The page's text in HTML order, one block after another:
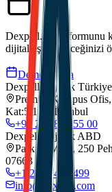
Dexpell.ai platformunu
dijitalleştirebileceğinizi
Demo Planla
Dexpell Lojistik Türkiye
Premier Kampus
Kat:5/173, İstanbul
+90 212 852 55 00
Dexpell Lojistik ABD
Park 80 West, 250
07663
+1 201 744 2499
info@dexpell.com